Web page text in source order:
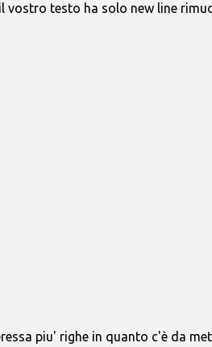
vostro testo ha solo new line
piu' righe in quanto c'è da